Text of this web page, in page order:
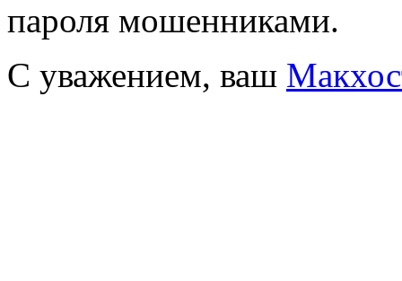
пароля мошенниками.
С уважением, ваш